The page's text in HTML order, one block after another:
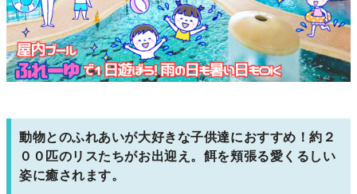
動物とのふれあいが大好きな子供達におすすめ！約２
００匹のリスたちがお出迎え。餌を頬張る愛くるしい
姿に癒されます。